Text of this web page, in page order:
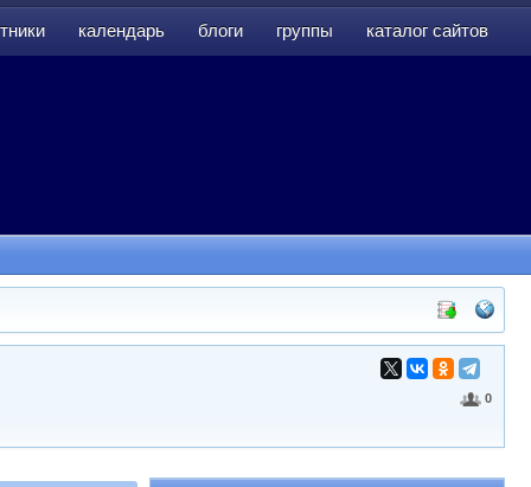
календарь блоги группы каталог сайтов
0